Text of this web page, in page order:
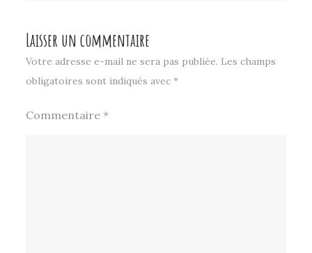
Laisser un commentaire
Votre adresse e-mail ne sera pas publiée. Les champs
obligatoires sont indiqués avec*
Commentaire*